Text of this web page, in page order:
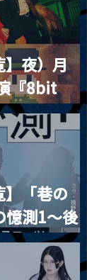
|【観
ド・ネ
夜）月
『8bit
「巷の
測1～後
ィック
スコー